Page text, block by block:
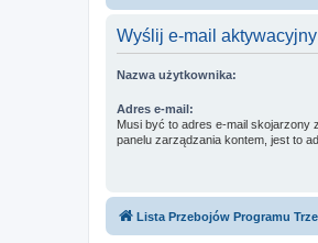
Wyślij e-mail aktywacyjny
Nazwa użytkownika:
Adres e-mail:
Musi być to adres e-mail skojarzony
panelu zarządzania kontem, jest to
Lista Przebojów Programu